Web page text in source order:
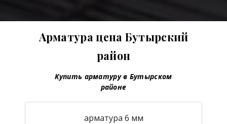
Арматура цена Бутырский
район
Купить арматуру в Бутырском
районе
арматура 6 мм